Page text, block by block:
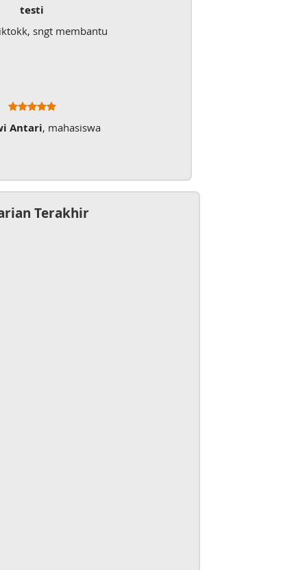
testi
sngt membantu
Antari, mahasiswa
Terakhir